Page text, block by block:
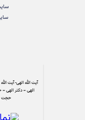
آیت الله الهی- آیت
الهی – دکتر الهی –
حجت